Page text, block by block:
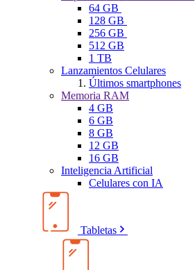
64 GB
128 GB
256 GB
512 GB
1 TB
Lanzamientos Celulares
Últimos smartphones
Memoria RAM
4 GB
6 GB
8 GB
12 GB
16 GB
Inteligencia Artificial
Celulares con IA
Tabletas